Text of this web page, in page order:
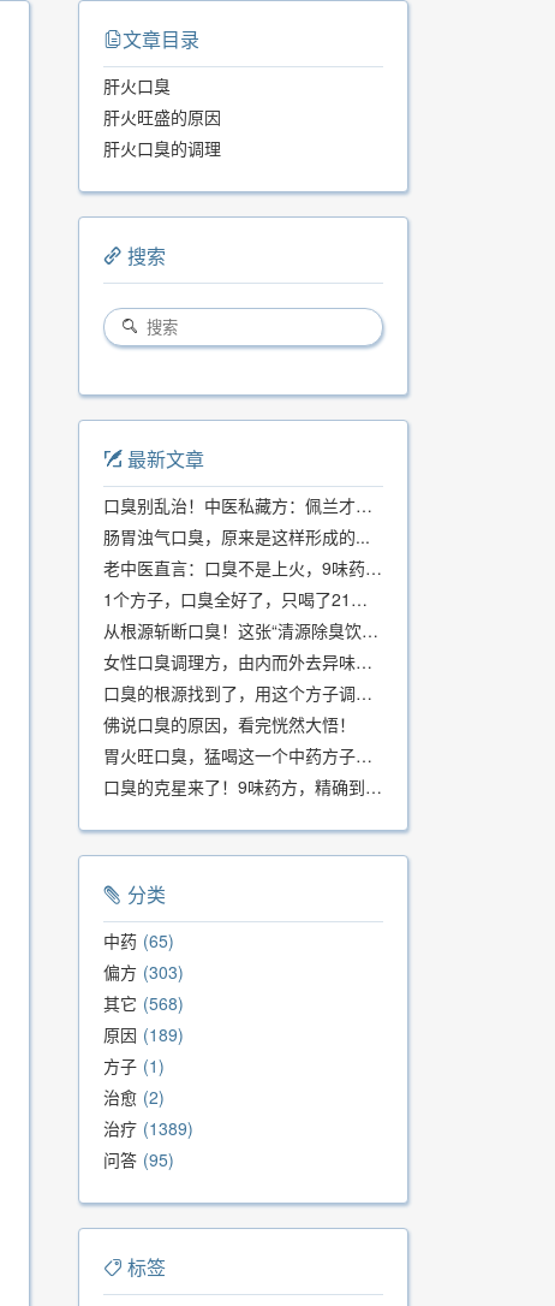
文章目录
肝火口臭
肝火旺盛的原因
肝火口臭的调理
搜索
最新文章
口臭别乱治！中医私藏方：佩兰才是口气克星，喝一周就清爽
肠胃浊气口臭，原来是这样形成的...
老中医直言：口臭不是上火，9味药食同源方，21天根除不反复
1个方子，口臭全好了，只喝了21天！
从根源斩断口臭！这张“清源除臭饮”方子，我用了几十年，效果真不错
女性口臭调理方，由内而外去异味，女性体质专用！
口臭的根源找到了，用这个方子调理，21天口吐芬芳！
佛说口臭的原因，看完恍然大悟！
胃火旺口臭，猛喝这一个中药方子就好了！
口臭的克星来了！9味药方，精确到克、药食同源、安全有效，速看！
分类
中药 65
偏方 303
其它 568
原因 189
方子 1
治愈 2
治疗 1389
问答 95
标签